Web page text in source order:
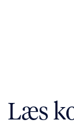
Læs